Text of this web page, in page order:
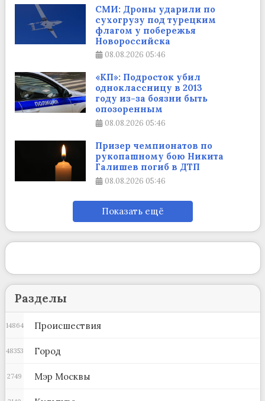
СМИ: Дроны ударили по
сухогрузу под турецким
флагом у побережья
Новороссийска
08.08.2026 05:46
«КП»: Подросток убил
одноклассницу в 2013
году из-за боязни быть
опозоренным
08.08.2026 05:46
Призер чемпионатов по
рукопашному бою Никита
Галишев погиб в ДТП
08.08.2026 05:46
Показать ещё
Разделы
Происшествия
14864
Город
48353
Мэр Москвы
2749